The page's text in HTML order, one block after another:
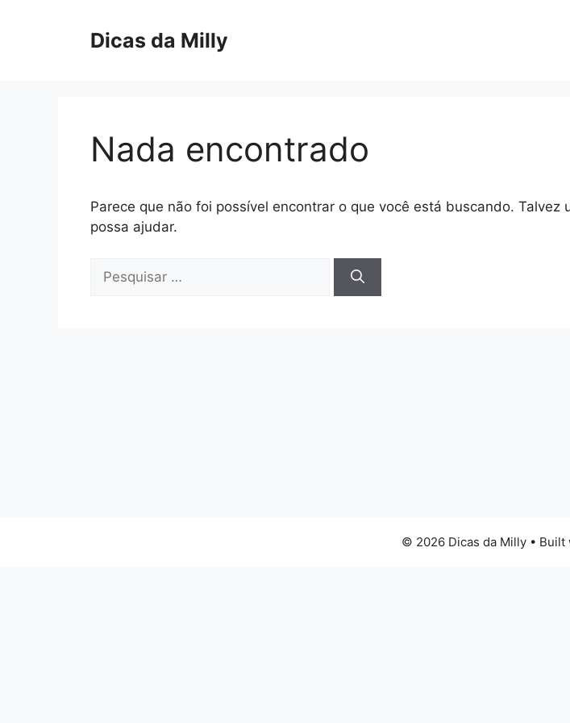
Dicas da Milly
Nada encontrado
Parece que não foi possível encontrar o que você está buscando. Talvez
possa ajudar.
por:
© 2026 Dicas da Milly • Built